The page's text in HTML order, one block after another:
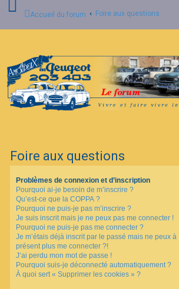
C
o
n
e
x
I
Accueil du forum Foire aux questions
Foire aux questions
Problèmes de connexion et d’inscription
Pourquoi ai-je besoin de m’inscrire ?
Qu’est-ce que la COPPA ?
Pourquoi ne puis-je pas m’inscrire ?
Je suis inscrit mais je ne peux pas me connecter !
Pourquoi ne puis-je pas me connecter ?
Je m’étais déjà inscrit par le passé mais ne peux à
présent plus me connecter ?!
J’ai perdu mon mot de passe !
Pourquoi suis-je déconnecté automatiquement ?
À quoi sert « Supprimer les cookies » ?